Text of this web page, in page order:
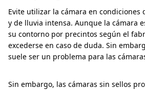
Evite utilizar la cámara en condiciones
y de lluvia intensa. Aunque la cámara
su contorno por precintos según el
excederse en caso de duda. Sin
suele ser un problema para las
Sin embargo, las cámaras sin sellos